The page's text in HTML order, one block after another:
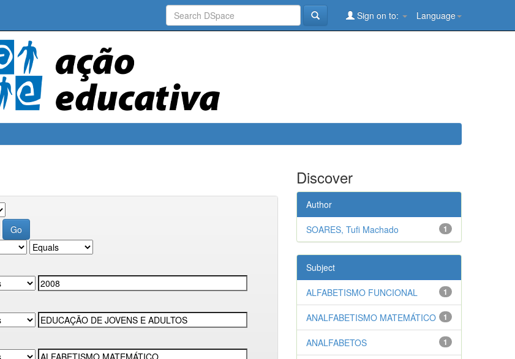
Language
Sign on to:
Discover
Author
1
SOARES, Tufi Machado
Subject
1
ALFABETISMO FUNCIONAL
1
ANALFABETISMO MATEMÁTICO
1
ANALFABETOS